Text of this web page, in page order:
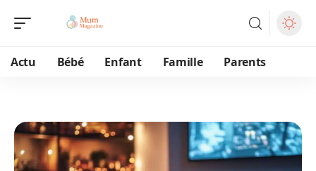
Actu Bébé Enfant Famille Parents